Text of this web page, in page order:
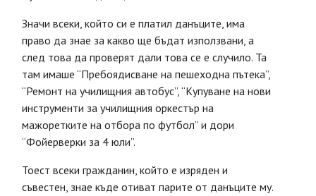
Значи всеки, който си е платил данъците, има
право да знае за какво ще бъдат използвани, а
след това да проверят дали това се е случило. Та
там имаше “Пребоядисване на пешеходна пътека”,
“Ремонт на училищния автобус”, “Купуване на нови
инструменти за училищния оркестър на
мажоретките на отбора по футбол” и дори
“Фойерверки за 4 юли”.
Тоест всеки гражданин, който е изряден и
съвестен, знае къде отиват парите от данъците му.